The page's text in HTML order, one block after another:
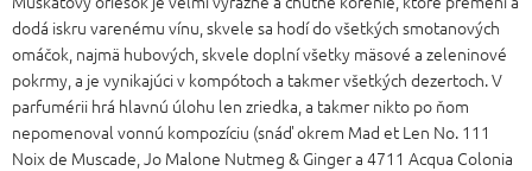
dodá iskru varenému vínu, skvele sa hodí do všetkých smotanových
omáčok, najmä hubových, skvele doplní všetky mäsové a zeleninové
pokrmy, a je vynikajúci v kompótoch a takmer všetkých dezertoch. V
parfumérii hrá hlavnú úlohu len zriedka, a takmer nikto po ňom
nepomenoval vonnú kompozíciu (snáď okrem Mad et Len No. 111
Noix de Muscade, Jo Malone Nutmeg & Ginger a 4711 Acqua Colonia